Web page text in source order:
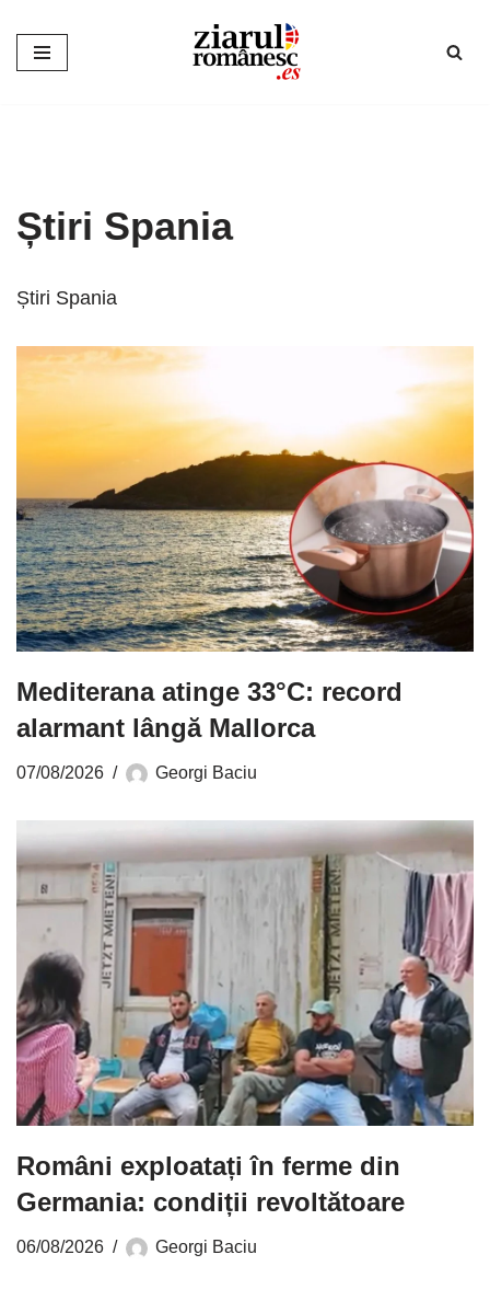
Sari
Știri Spania
Știri Spania
Mediterana atinge 33°C: record
alarmant lângă Mallorca
07/08/2026 Georgi Baciu
Români exploatați în ferme din
Germania: condiții revoltătoare
06/08/2026 Georgi Baciu